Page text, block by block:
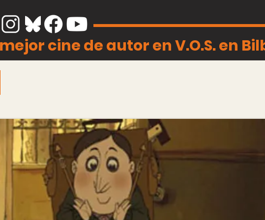
cine de autor en V.O.S. en